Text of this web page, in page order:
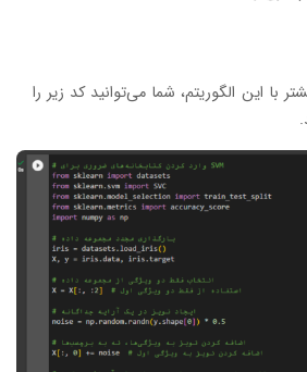
با این الگوریتم، شما می‌توانید کد زیر را